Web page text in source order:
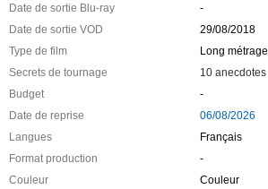
Date de sortie Blu-ray
-
Date de sortie VOD
29/08/2018
Type de film
Long métrage
Secrets de tournage
10 anecdotes
Budget
-
Date de reprise
06/08/2026
Langues
Français
Format production
-
Couleur
Couleur